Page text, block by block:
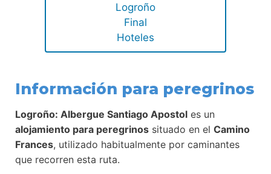
Logroño
Final
Hoteles
Información para peregrinos
Logroño: Albergue Santiago Apostol es un
alojamiento para peregrinos situado en el Camino
Frances, utilizado habitualmente por caminantes
que recorren esta ruta.